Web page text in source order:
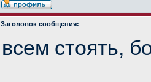
Заголовок сообщения:
всем стоять,